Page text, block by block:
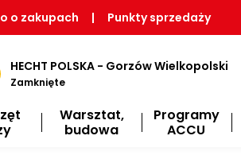
o zakupach | Punkty sprzedaży
HECHT POLSKA - Gorzów Wielkopolski
Zamknięte
Warsztat,
budowa
Programy
ACCU